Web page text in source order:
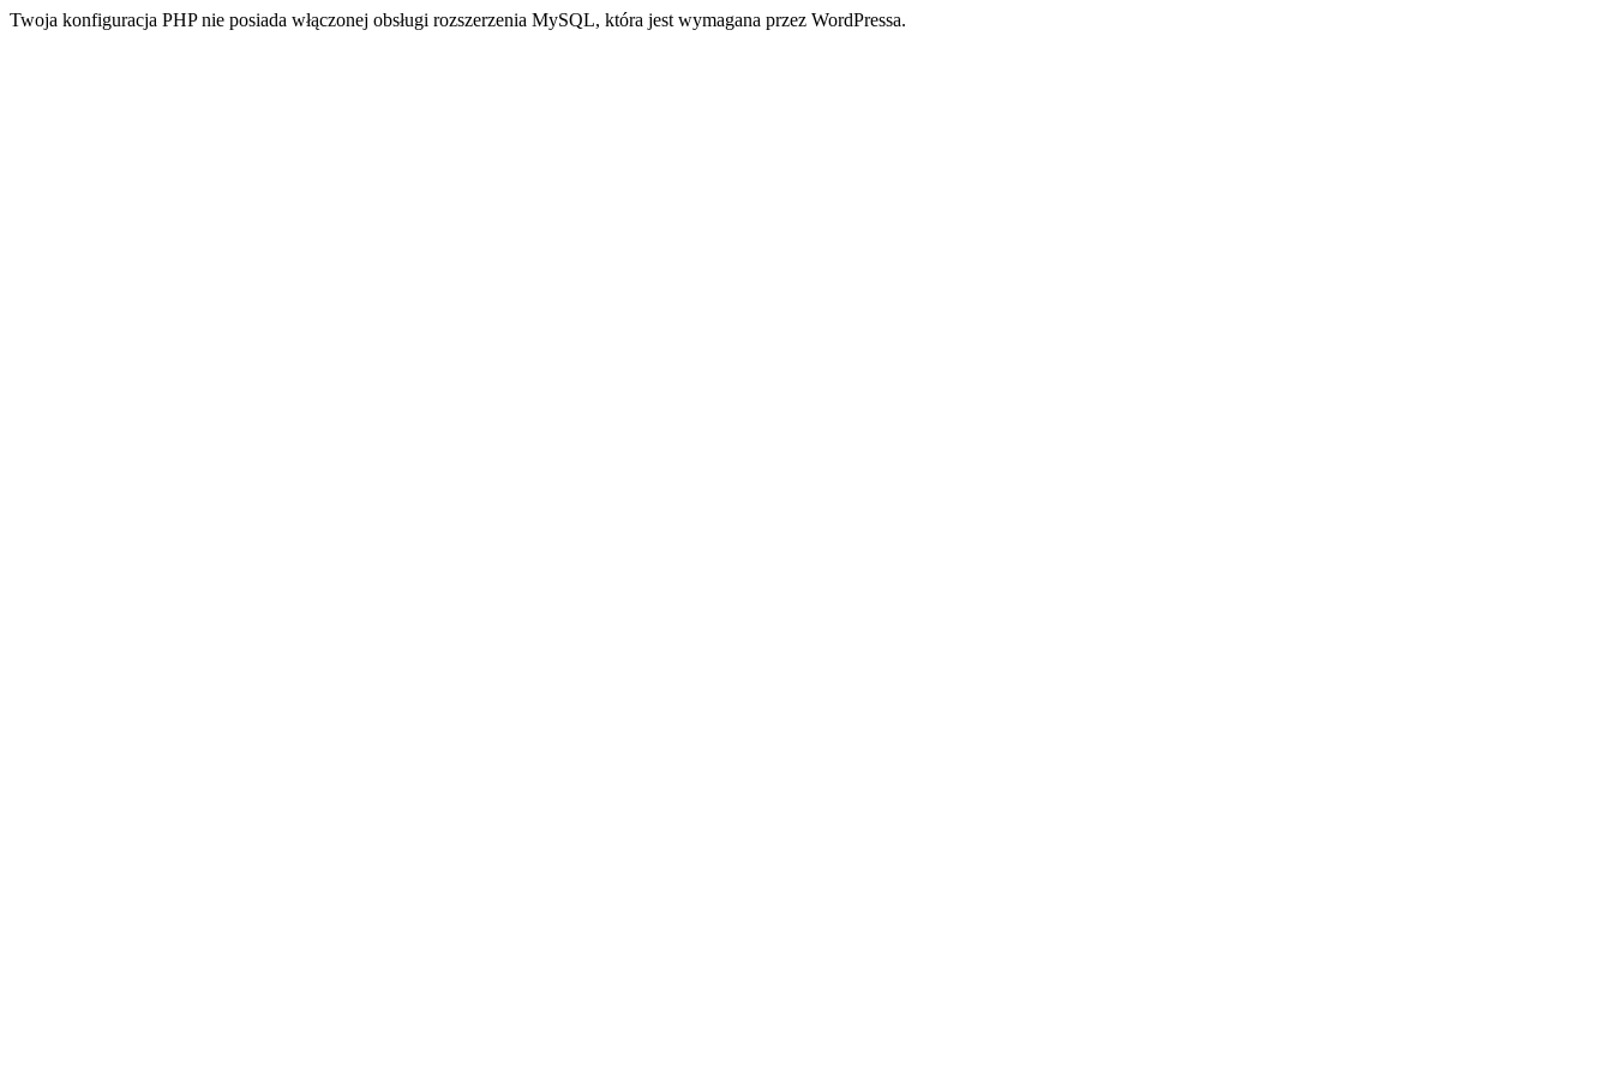
Twoja konfiguracja PHP nie posiada włączonej obsługi rozszerzenia MySQL, która jest wymagana przez WordPressa.